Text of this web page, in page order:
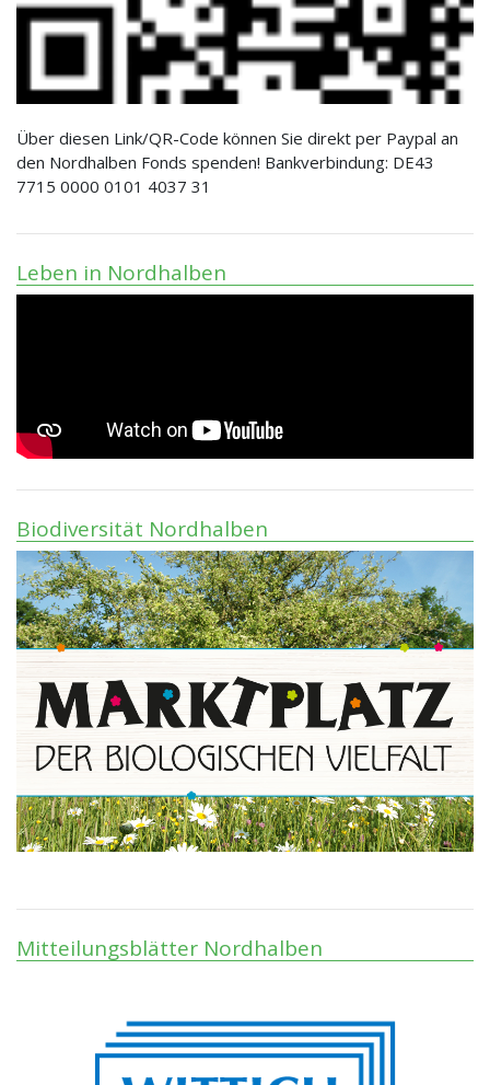
Über diesen Link/QR-Code können Sie direkt per Paypal an
den Nordhalben Fonds spenden! Bankverbindung: DE43
7715 0000 0101 4037 31
Leben in Nordhalben
Biodiversität Nordhalben
Mitteilungsblätter Nordhalben